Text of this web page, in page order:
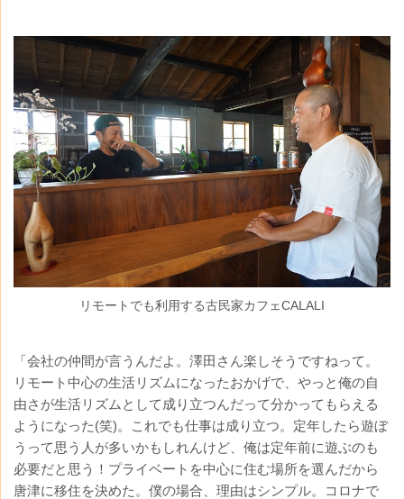
リモートでも利用する古民家カフェCALALI
「会社の仲間が言うんだよ。澤田さん楽しそうですねって。
リモート中心の生活リズムになったおかげで、やっと俺の自
由さが生活リズムとして成り立つんだって分かってもらえる
ようになった(笑)。これでも仕事は成り立つ。定年したら遊ぼ
うって思う人が多いかもしれんけど、俺は定年前に遊ぶのも
必要だと思う！プライベートを中心に住む場所を選んだから
唐津に移住を決めた。僕の場合、理由はシンプル。コロナで